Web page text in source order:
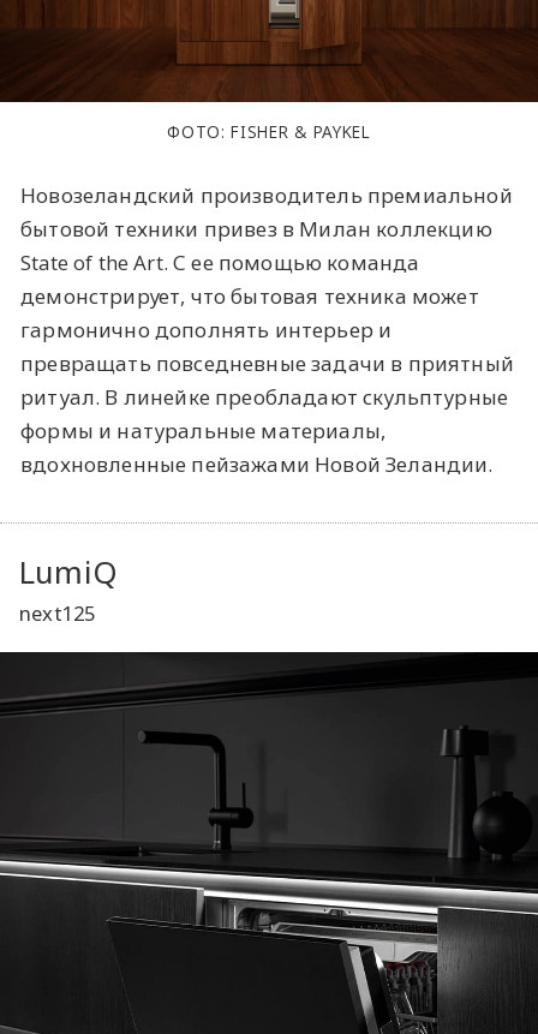
ФОТО: FISHER & PAYKEL
Новозеландский производитель премиальной
бытовой техники привез в Милан коллекцию
State of the Art. С ее помощью команда
демонстрирует, что бытовая техника может
гармонично дополнять интерьер и
превращать повседневные задачи в приятный
ритуал. В линейке преобладают скульптурные
формы и натуральные материалы,
вдохновленные пейзажами Новой Зеландии.
LumiQ
next125